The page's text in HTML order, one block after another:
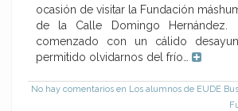
ocasión de visitar la Fundación
de la Calle Domingo
comenzado con un cálido
permitido olvidarnos del frío…
No hay comentarios en Los alumnos de EUDE